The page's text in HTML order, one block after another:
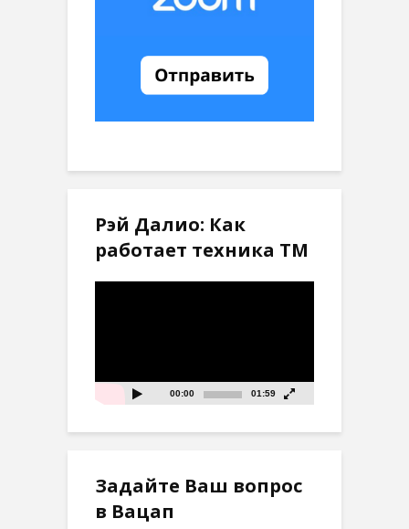
Рэй Далио: Как
работает техника ТМ
00:00 01:59
Задайте Ваш вопрос
в Вацап